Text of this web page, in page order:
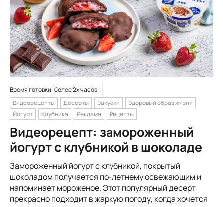
Время готовки: более 2х часов
Видеорецепты
Десерты Закуски
Здоровый образ жизни
Йогурт
Клубника Реклама Рецепты
Видеорецепт: замороженный
йогурт с клубникой в шоколаде
Замороженный йогурт с клубникой, покрытый
шоколадом получается по-летнему освежающим и
напоминает мороженое. Этот популярный десерт
прекрасно подходит в жаркую погоду, когда хочется